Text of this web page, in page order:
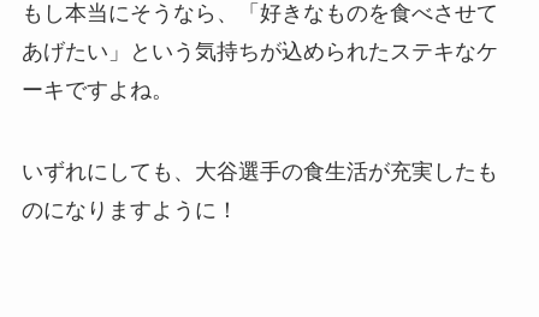
もし本当にそうなら、「好きなものを食べさせて
あげたい」という気持ちが込められたステキなケ
ーキですよね。
いずれにしても、大谷選手の食生活が充実したも
のになりますように！